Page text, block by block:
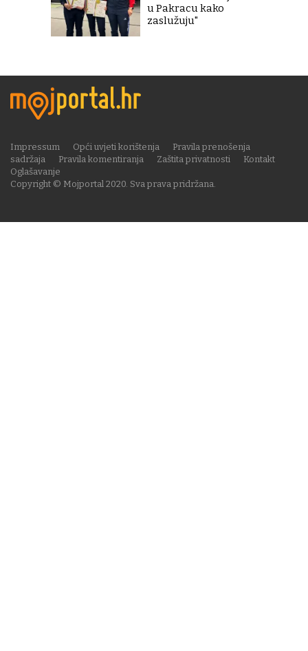
u Pakracu kako
zaslužuju"
Copyright © Mojportal 2020. Sva prava pridržana.
Impressum Opći uvjeti korištenja
Pravila prenošenja
sadržaja
Pravila komentiranja Zaštita privatnosti
Kontakt
Oglašavanje